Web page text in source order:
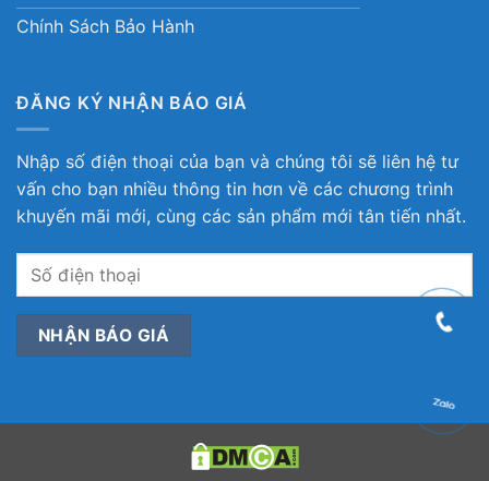
Chính Sách Bảo Hành
ĐĂNG KÝ NHẬN BÁO GIÁ
Nhập số điện thoại của bạn và chúng tôi sẽ liên hệ tư
vấn cho bạn nhiều thông tin hơn về các chương trình
khuyến mãi mới, cùng các sản phẩm mới tân tiến nhất.